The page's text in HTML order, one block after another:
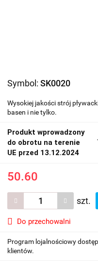
Symbol: SK0020
Wysokiej jakości strój
basen i nie tylko.
Produkt wprowadzony
do obrotu na terenie
UE przed 13.12.2024
50.60
szt.
Do przechowalni
Program lojalnościowy
klientów.